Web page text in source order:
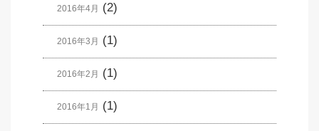
2016年4月 (2)
2016年3月 (1)
2016年2月 (1)
2016年1月 (1)